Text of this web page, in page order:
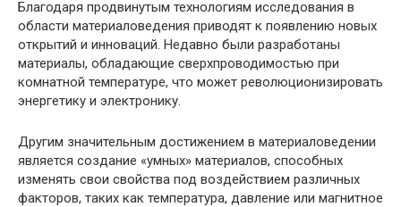
Благодаря продвинутым технологиям исследования в
области материаловедения приводят к появлению новых
открытий и инноваций. Недавно были разработаны
материалы, обладающие сверхпроводимостью при
комнатной температуре, что может революционизировать
энергетику и электронику.
Другим значительным достижением в материаловедении
является создание «умных» материалов, способных
изменять свои свойства под воздействием различных
факторов, таких как температура, давление или магнитное